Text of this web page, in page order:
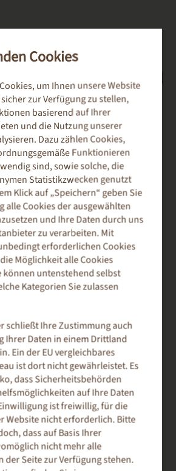
Oberfläche
und Anmutung
Cookies
um Ihnen unsere Website
zur Verfügung zu stellen,
basierend auf Ihrer
und die Nutzung unserer
Dazu zählen Cookies,
Funktionieren
sind, sowie solche, die
Statistikzwecken genutzt
Klick auf „Speichern“ geben Sie
alle Cookies der ausgewählten
und Ihre Daten durch uns
zu verarbeiten. Mit
erforderlichen Cookies
Möglichkeit alle Cookies
können untenstehend selbst
Kategorien Sie zulassen
schließt Ihre Zustimmung auch
Ihrer Daten in einem Drittland
Ein der EU vergleichbares
ist dort nicht gewährleistet. Es
dass Sicherheitsbehörden
auf Ihre Daten
ist freiwillig, für die
Website nicht erforderlich. Bitte
dass auf Basis Ihrer
nicht mehr alle
Seite zur Verfügung stehen.